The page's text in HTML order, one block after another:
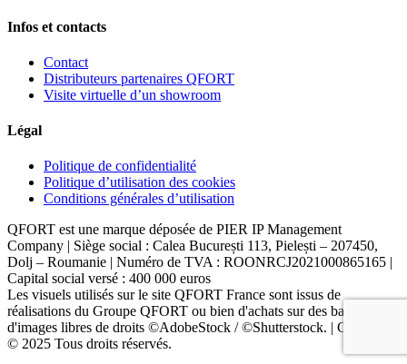
Infos et contacts
Contact
Distributeurs partenaires QFORT
Visite virtuelle d’un showroom
Légal
Politique de confidentialité
Politique d’utilisation des cookies
Conditions générales d’utilisation
QFORT est une marque déposée de PIER IP Management
Company | Siège social : Calea București 113, Pielești – 207450,
Dolj – Roumanie | Numéro de TVA : ROONRCJ2021000865165 |
Capital social versé : 400 000 euros
Les visuels utilisés sur le site QFORT France sont issus de
réalisations du Groupe QFORT ou bien d'achats sur des banques
d'images libres de droits ©AdobeStock / ©Shutterstock. | Copyright
© 2025 Tous droits réservés.